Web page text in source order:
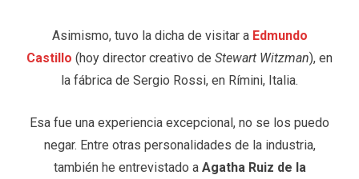
Asimismo, tuvo la dicha de visitar a Edmundo
Castillo (hoy director creativo de Stewart Witzman), en
la fábrica de Sergio Rossi, en Rímini, Italia.
Esa fue una experiencia excepcional, no se los puedo
negar. Entre otras personalidades de la industria,
también he entrevistado a Agatha Ruiz de la